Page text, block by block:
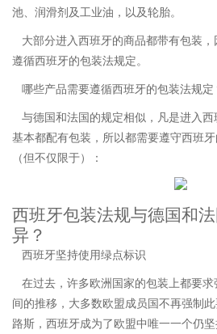
池、润滑剂及工业油，以及轮胎。
大部分进入西班牙的商品都带有包装
遵循西班牙的包装法规定。
哪些产品需要遵循西班牙的包装法规定
与德国和法国的规定相似，凡是进入
基本都配有包装，所以都需要遵守西班
（但不仅限于）：
西班牙包装法规与德国和
异？
西班牙坚持使用绿点标识
在过去，许多欧洲国家的包装上都要
间的推移，大多数欧盟成员国不再强制
路斯，西班牙成为了欧盟中唯一一个仍